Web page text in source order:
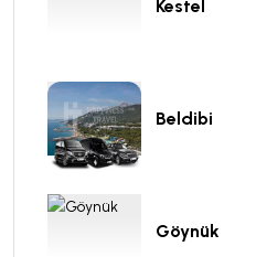
Kestel
Beldibi
Göynük